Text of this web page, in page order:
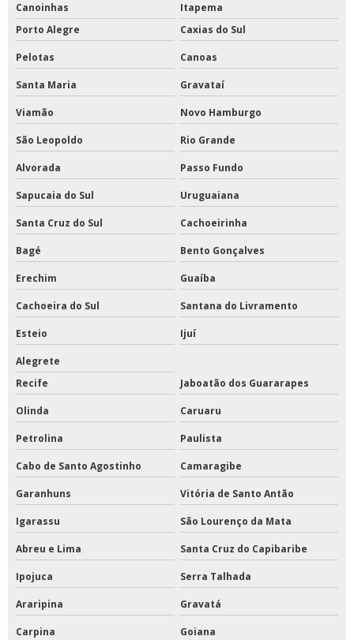
Canoinhas
Itapema
Porto Alegre
Caxias do Sul
Pelotas Canoas
Santa Maria Gravataí
Viamão Novo Hamburgo
São Leopoldo Rio Grande
Alvorada Passo Fundo
Sapucaia do Sul Uruguaiana
Santa Cruz do Sul Cachoeirinha
Bagé Bento Gonçalves
Erechim Guaíba
Cachoeira do Sul Santana do Livramento
Esteio Ijuí
Alegrete
Recife
Jaboatão dos Guararapes
Olinda Caruaru
Petrolina Paulista
Cabo de Santo Agostinho Camaragibe
Garanhuns Vitória de Santo Antão
Igarassu São Lourenço da Mata
Abreu e Lima Santa Cruz do Capibaribe
Ipojuca Serra Talhada
Araripina Gravatá
Carpina Goiana